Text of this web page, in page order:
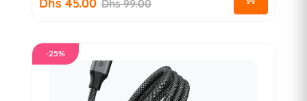
Dhs 45.00 Dhs 99.00
-25%